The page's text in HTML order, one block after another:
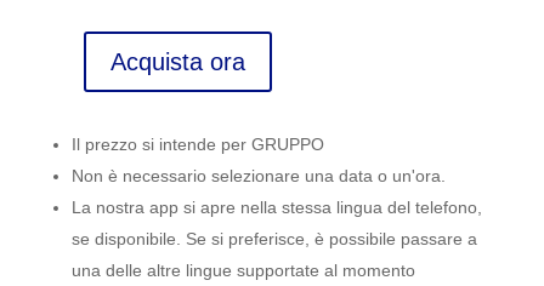
Cruz
Sreet
Art,
Tenerife
quantità
Acquista ora
Il prezzo si intende per GRUPPO
Non è necessario selezionare una data o un'ora.
La nostra app si apre nella stessa lingua del telefono,
se disponibile. Se si preferisce, è possibile passare a
una delle altre lingue supportate al momento